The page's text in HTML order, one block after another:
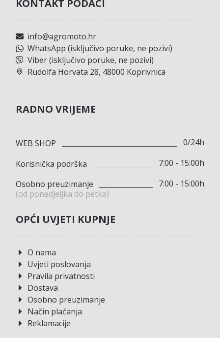
KONTAKT PODACI
info@agromoto.hr
WhatsApp (isključivo poruke, ne pozivi)
Viber (isključivo poruke, ne pozivi)
Rudolfa Horvata 28, 48000 Koprivnica
RADNO VRIJEME
WEB SHOP
0/24h
Korisnička podrška
7:00 - 15:00h
Osobno preuzimanje
(od ponedjeljka do petka)
7:00 - 15:00h
OPĆI UVJETI KUPNJE
O nama
Uvjeti poslovanja
Pravila privatnosti
Dostava
Osobno preuzimanje
Način plaćanja
Reklamacije